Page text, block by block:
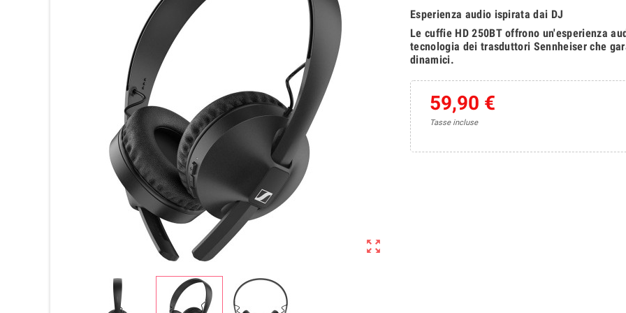
zoom_out_map
Esperienza audio ispirata dai DJ
Le cuffie HD 250BT offrono un'esperienza
tecnologia dei trasduttori Sennheiser che
dinamici.
59,90 €
Tasse incluse